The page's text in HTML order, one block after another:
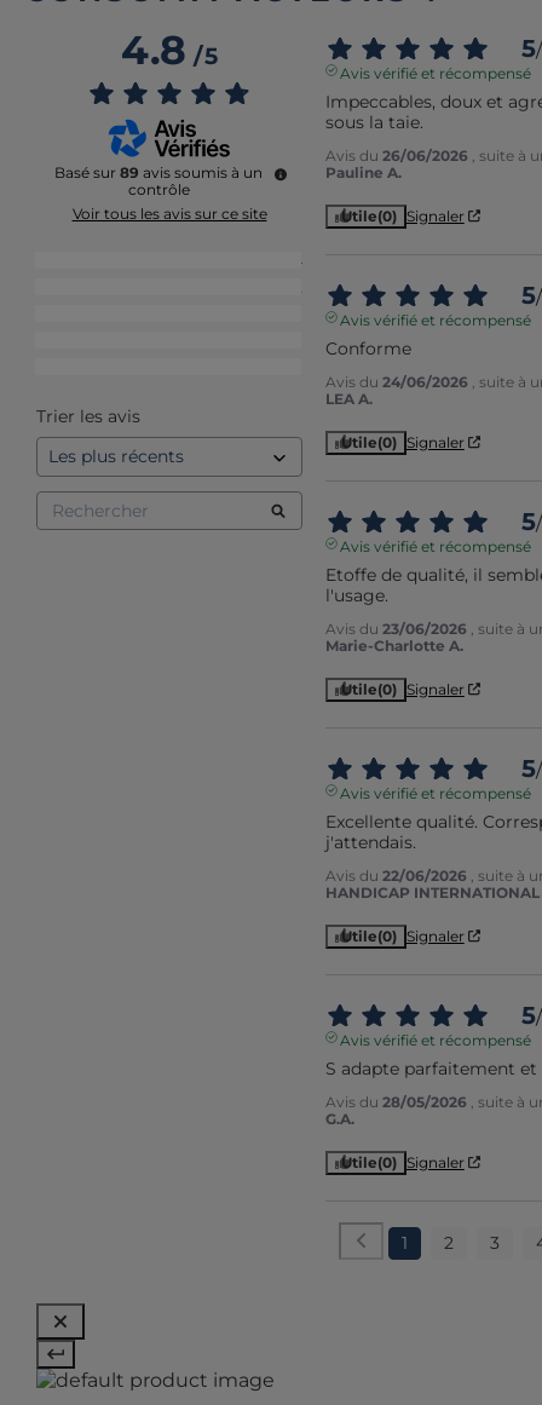
4.8/5
Basé sur 89 avis soumis à un
contrôle
Voir tous les avis sur ce site
74
12
Trier les avis
5/
Avis vérifié et récompensé
Impeccables, doux et
sous la taie.
Avis du 26/06/2026
, suite à
Pauline A.
Utile(0) Signaler
5/
Avis vérifié et récompensé
Conforme
Avis du 24/06/2026
, suite à
LEA A.
Utile(0) Signaler
5/
Avis vérifié et récompensé
Etoffe de qualité, il
l'usage.
Avis du 23/06/2026
, suite à
Marie-Charlotte A.
Utile(0) Signaler
5/
Avis vérifié et récompensé
Excellente qualité.
j'attendais.
Avis du 22/06/2026
, suite à
HANDICAP INTERNATIONAL
Utile(0) Signaler
5/
Avis vérifié et récompensé
S adapte parfaitement et
Avis du 28/05/2026
, suite à
G.A.
Utile(0) Signaler
1 2 3